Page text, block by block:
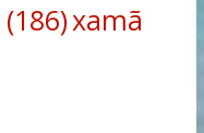
(186)xamã